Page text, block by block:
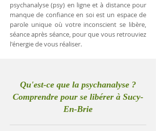
psychanalyse (psy) en ligne et à distance pour
manque de confiance en soi est un espace de
parole unique où votre inconscient se libère,
séance après séance, pour que vous retrouviez
l'énergie de vous réaliser.
Qu'est-ce que la psychanalyse ?
Comprendre pour se libérer à Sucy-
En-Brie